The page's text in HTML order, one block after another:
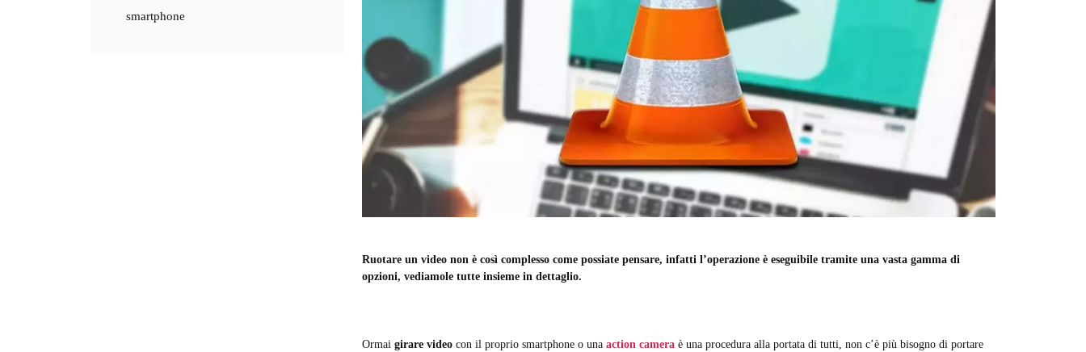
smartphone
Ruotare un video non è così complesso come possiate pensare, infatti l’operazione è eseguibile tramite una vasta gamma di
opzioni, vediamole tutte insieme in dettaglio.
Ormaigirare video con il proprio smartphone o unaaction camera è una procedura alla portata di tutti, non c’è più bisogno di portare